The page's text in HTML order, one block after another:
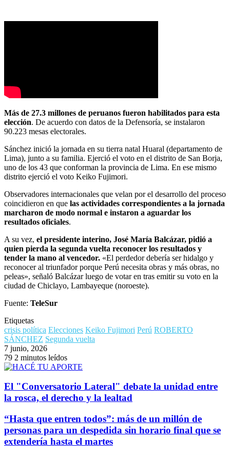
Más de 27.3 millones de peruanos fueron habilitados para esta
elección. De acuerdo con datos de la Defensoría, se instalaron
90.223 mesas electorales.
Sánchez inició la jornada en su tierra natal Huaral (departamento de
Lima), junto a su familia. Ejerció el voto en el distrito de San Borja,
uno de los 43 que conforman la provincia de Lima. En ese mismo
distrito ejerció el voto Keiko Fujimori.
Observadores internacionales que velan por el desarrollo del proceso
coincidieron en que las actividades correspondientes a la jornada
marcharon de modo normal e instaron a aguardar los
resultados oficiales.
A su vez, el presidente interino, José María Balcázar, pidió a
quien pierda la segunda vuelta reconocer los resultados y
tender la mano al vencedor. «El perdedor debería ser hidalgo y
reconocer al triunfador porque Perú necesita obras y más obras, no
peleas», señaló Balcázar luego de votar en tras emitir su voto en la
ciudad de Chiclayo, Lambayeque (noroeste).
Fuente: TeleSur
Etiquetas
crisis política Elecciones Keiko Fujimori Perú ROBERTO
SÁNCHEZ Segunda vuelta
7 junio, 2026
79 2 minutos leídos
El "Conversatorio Lateral" debate la unidad entre
la rosca, el derecho y la lealtad
“Hasta que entren todos”: más de un millón de
personas para un despedida sin horario final que se
extendería hasta el martes